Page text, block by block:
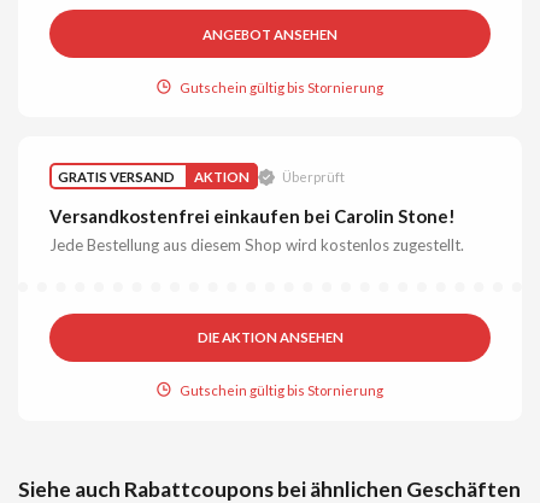
ANGEBOT ANSEHEN
Gutschein gültig bis Stornierung
GRATIS VERSAND AKTION Überprüft
Versandkostenfrei einkaufen bei Carolin Stone!
Jede Bestellung aus diesem Shop wird kostenlos zugestellt.
DIE AKTION ANSEHEN
Gutschein gültig bis Stornierung
Siehe auch Rabattcoupons bei ähnlichen Geschäften